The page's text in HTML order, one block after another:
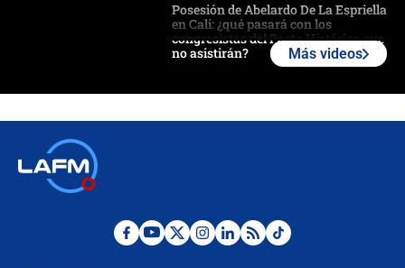
Posesión de Abelardo De La Espriella
en Cali: ¿qué pasará con los
congresistas del Pacto Histórico que
no asistirán?
¿Por qué De la Espriella gobernará
Más videos